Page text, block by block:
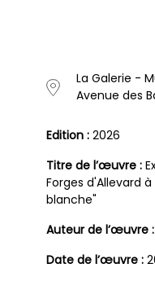
La Galerie -
Avenue des
Edition : 2026
Titre de l’œuvre :
Forges d'Allevard
blanche"
Auteur de l’œuvre :
Date de l’œuvre :